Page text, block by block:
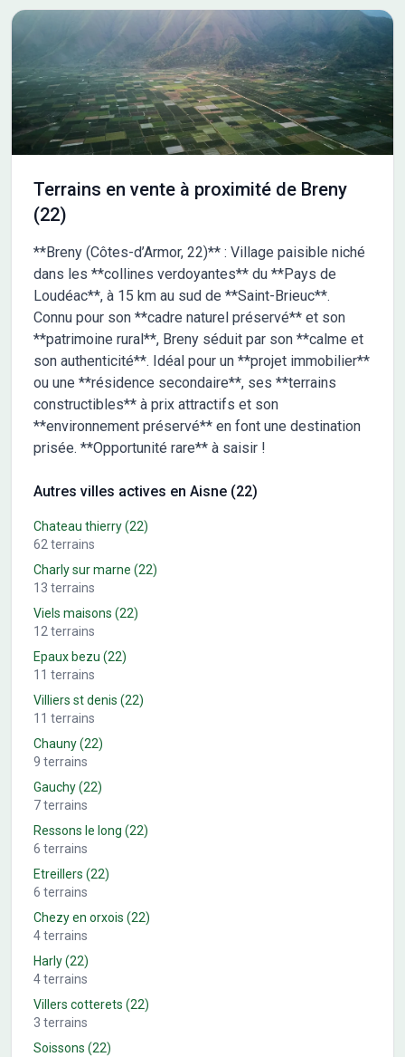
(Teddy MELES : 06-17-56-83-36) pour toute information sur le
terrain ou sur les démarches à suivre. Maisons France Confort
Magny-le-Hongre est là pour vous accompagner à toutes les
étapes de votre projet.
Terrains en vente à proximité de Breny
(22)
**Breny (Côtes-d’Armor, 22)** : Village paisible niché
dans les **collines verdoyantes** du **Pays de
Loudéac**, à 15 km au sud de **Saint-Brieuc**.
Connu pour son **cadre naturel préservé** et son
**patrimoine rural**, Breny séduit par son **calme et
son authenticité**. Idéal pour un **projet immobilier**
ou une **résidence secondaire**, ses **terrains
constructibles** à prix attractifs et son
**environnement préservé** en font une destination
prisée. **Opportunité rare** à saisir !
Autres villes actives en Aisne (22)
Chateau thierry(22)
62 terrains
Charly sur marne (22)
13 terrains
Viels maisons (22)
12 terrains
Epaux bezu (22)
11 terrains
Villiers st denis (22)
11 terrains
Chauny(22)
9 terrains
Gauchy(22)
7terrains
Ressons le long (22)
6 terrains
Etreillers (22)
6 terrains
Chezy en orxois (22)
4terrains
Harly(22)
4terrains
Villers cotterets (22)
3 terrains
Soissons (22)